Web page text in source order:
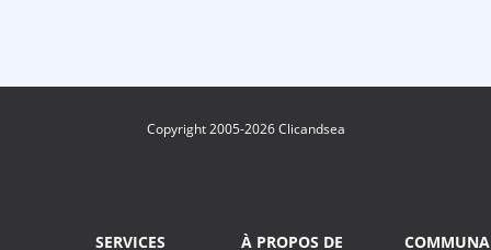
Copyright 2005-2026 Clicandsea
SERVICES
À PROPOS DE